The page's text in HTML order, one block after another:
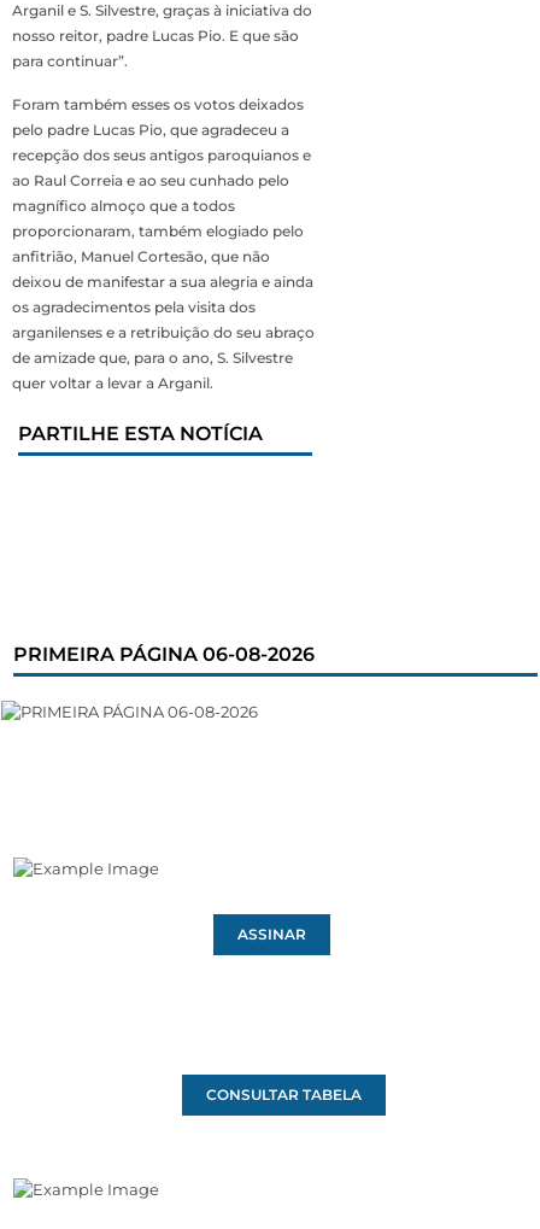
Arganil e S. Silvestre, graças à iniciativa do
nosso reitor, padre Lucas Pio. E que são
para continuar”.
Foram também esses os votos deixados
pelo padre Lucas Pio, que agradeceu a
recepção dos seus antigos paroquianos e
ao Raul Correia e ao seu cunhado pelo
magnífico almoço que a todos
proporcionaram, também elogiado pelo
anfitrião, Manuel Cortesão, que não
deixou de manifestar a sua alegria e ainda
os agradecimentos pela visita dos
arganilenses e a retribuição do seu abraço
de amizade que, para o ano, S. Silvestre
quer voltar a levar a Arganil.
PARTILHE ESTA NOTÍCIA
PRIMEIRA PÁGINA 06-08-2026
ASSINAR
CONSULTAR TABELA